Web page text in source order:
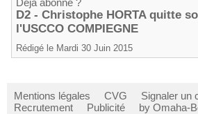
Déjà abonné ?
D2 - Christophe HORTA quitte
l'USCCO COMPIEGNE
Rédigé le Mardi 30 Juin 2015
Mentions légales CVG
Signaler un
Recrutement
Publicité by Omaha-